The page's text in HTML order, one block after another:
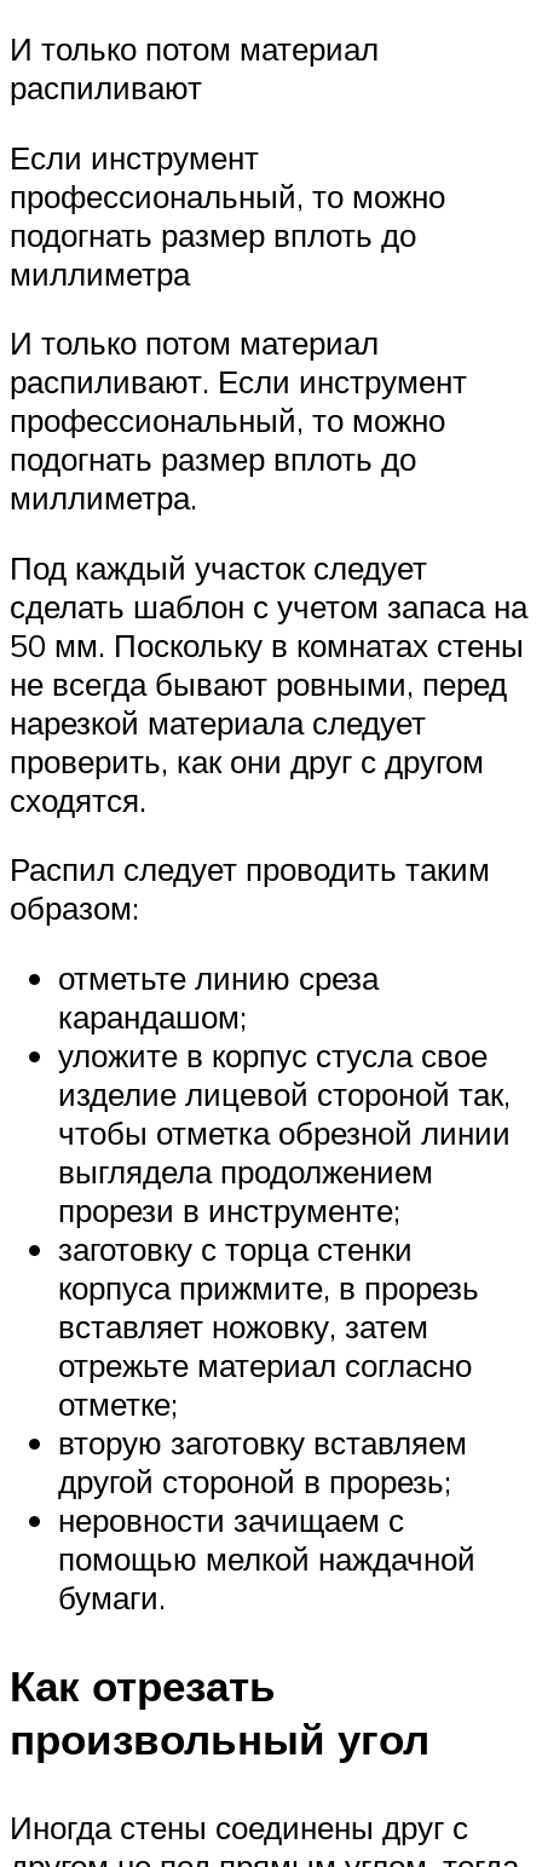
И только потом материал
распиливают
Если инструмент
профессиональный, то можно
подогнать размер вплоть до
миллиметра
И только потом материал
распиливают. Если инструмент
профессиональный, то можно
подогнать размер вплоть до
миллиметра.
Под каждый участок следует
сделать шаблон с учетом запаса на
50 мм. Поскольку в комнатах стены
не всегда бывают ровными, перед
нарезкой материала следует
проверить, как они друг с другом
сходятся.
Распил следует проводить таким
образом:
отметьте линию среза
карандашом;
уложите в корпус стусла свое
изделие лицевой стороной так,
чтобы отметка обрезной линии
выглядела продолжением
прорези в инструменте;
заготовку с торца стенки
корпуса прижмите, в прорезь
вставляет ножовку, затем
отрежьте материал согласно
отметке;
вторую заготовку вставляем
другой стороной в прорезь;
неровности зачищаем с
помощью мелкой наждачной
бумаги.
Как отрезать
произвольный угол
Иногда стены соединены друг с